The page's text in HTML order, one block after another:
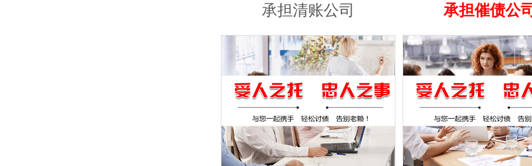
承担清账公司 承担催债公